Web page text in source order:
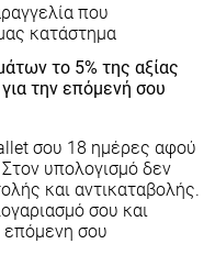
που
κατάστημα
το 5% της αξίας
την επόμενή σου
σου 18 ημέρες αφού
υπολογισμό δεν
και αντικαταβολής.
σου και
επόμενη σου